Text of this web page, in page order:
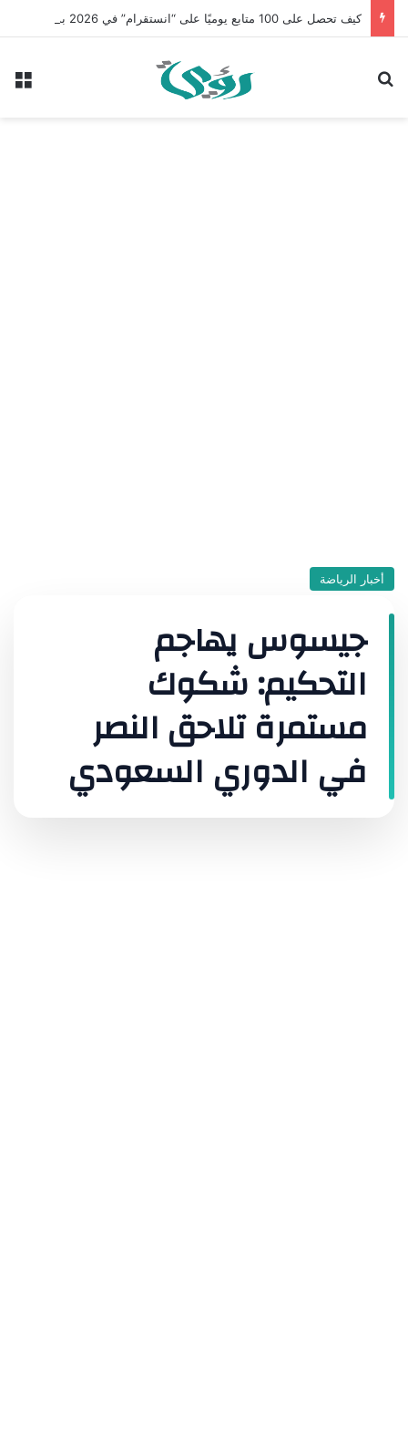
أخبار الرياضة
جيسوس يهاجم
التحكيم: شكوك
مستمرة تلاحق النصر
في الدوري السعودي